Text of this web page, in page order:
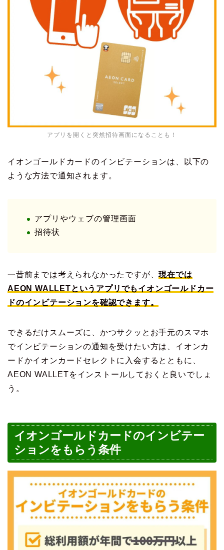
アプリを開くと突然招待画面になることも！
イオンゴールドカードのインビテーションは、以下の
ような方法で通知されます。
アプリやウェブの管理画面
招待状
一昔前までは考えられなかったですが、現在では
AEON WALLETというアプリでもイオンゴールドカー
ドのインビテーションを確認できます。
できるだけスムーズに、かつサクッとお手元のスマホ
でインビテーションの通知を受けたい方は、イオンカ
ードかイオンカードセレクトに入会するとともに、
AEON WALLETをインストールしておくと良いでしょ
う。
イオンゴールドカードのインビテー
ションをもらう条件